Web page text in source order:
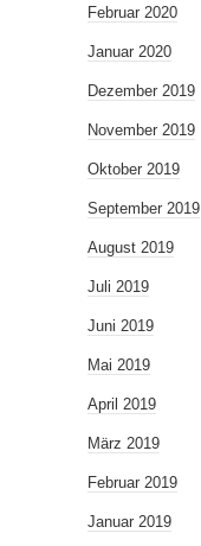
Februar 2020
Januar 2020
Dezember 2019
November 2019
Oktober 2019
September 2019
August 2019
Juli 2019
Juni 2019
Mai 2019
April 2019
März 2019
Februar 2019
Januar 2019